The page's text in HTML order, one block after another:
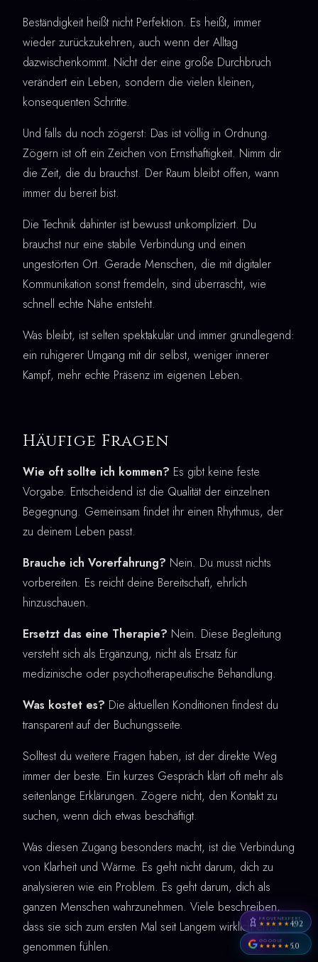
Beständigkeit heißt nicht Perfektion. Es heißt, immer
wieder zurückzukehren, auch wenn der Alltag
dazwischenkommt. Nicht der eine große Durchbruch
verändert ein Leben, sondern die vielen kleinen,
konsequenten Schritte.
Und falls du noch zögerst: Das ist völlig in Ordnung.
Zögern ist oft ein Zeichen von Ernsthaftigkeit. Nimm dir
die Zeit, die du brauchst. Der Raum bleibt offen, wann
immer du bereit bist.
Die Technik dahinter ist bewusst unkompliziert. Du
brauchst nur eine stabile Verbindung und einen
ungestörten Ort. Gerade Menschen, die mit digitaler
Kommunikation sonst fremdeln, sind überrascht, wie
schnell echte Nähe entsteht.
Was bleibt, ist selten spektakulär und immer grundlegend:
ein ruhigerer Umgang mit dir selbst, weniger innerer
Kampf, mehr echte Präsenz im eigenen Leben.
Häufige Fragen
Wie oft sollte ich kommen? Es gibt keine feste
Vorgabe. Entscheidend ist die Qualität der einzelnen
Begegnung. Gemeinsam findet ihr einen Rhythmus, der
zu deinem Leben passt.
Brauche ich Vorerfahrung? Nein. Du musst nichts
vorbereiten. Es reicht deine Bereitschaft, ehrlich
hinzuschauen.
Ersetzt das eine Therapie? Nein. Diese Begleitung
versteht sich als Ergänzung, nicht als Ersatz für
medizinische oder psychotherapeutische Behandlung.
Was kostet es? Die aktuellen Konditionen findest du
transparent auf der Buchungsseite.
Solltest du weitere Fragen haben, ist der direkte Weg
immer der beste. Ein kurzes Gespräch klärt oft mehr als
seitenlange Erklärungen. Zögere nicht, den Kontakt zu
suchen, wenn dich etwas beschäftigt.
Was diesen Zugang besonders macht, ist die Verbindung
von Klarheit und Wärme. Es geht nicht darum, dich zu
analysieren wie ein Problem. Es geht darum, dich als
ganzen Menschen wahrzunehmen. Viele beschreiben,
dass sie sich zum ersten Mal seit Langem wirklich ernst
genommen fühlen.
PROVENEXPERT
★★★★★4,92
GOOGLE
★★★★★5,0